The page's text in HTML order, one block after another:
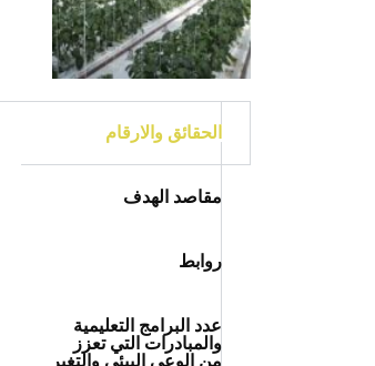
الحقائق والارقام
مقاصد الهدف
روابط
عدد البرامج التعليمية
والمبادرات التي تعزز
من الوعي البيئي والتغير